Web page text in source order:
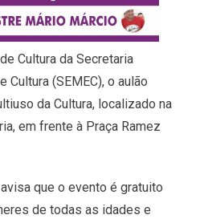
Cultura da Secretaria
Cultura (SEMEC), o aulão
da Cultura, localizado na
em frente à Praça Ramez
que o evento é gratuito
de todas as idades e